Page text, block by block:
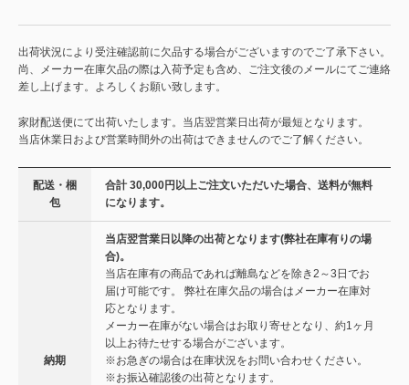
出荷状況により受注確認前に欠品する場合がございますのでご了承下さい。
尚、メーカー在庫欠品の際は入荷予定も含め、ご注文後のメールにてご連絡
差し上げます。よろしくお願い致します。
家財配送便にて出荷いたします。当店翌営業日出荷が最短となります。
当店休業日および営業時間外の出荷はできませんのでご了解ください。
配送・梱
包
合計 30,000円以上ご注文いただいた場合、送料が無料
になります。
納期
当店翌営業日以降の出荷となります(弊社在庫有りの場
合)。
当店在庫有の商品であれば離島などを除き2～3日でお
届け可能です。 弊社在庫欠品の場合はメーカー在庫対
応となります。
メーカー在庫がない場合はお取り寄せとなり、約1ヶ月
以上お待たせする場合がございます。
※お急ぎの場合は在庫状況をお問い合わせください。
※お振込確認後の出荷となります。